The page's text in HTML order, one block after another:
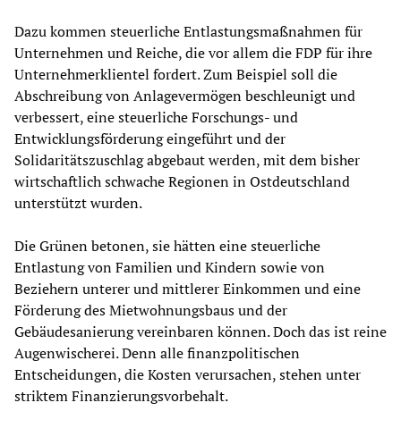
Dazu kommen steuerliche Entlastungsmaßnahmen für
Unternehmen und Reiche, die vor allem die FDP für ihre
Unternehmerklientel fordert. Zum Beispiel soll die
Abschreibung von Anlagevermögen beschleunigt und
verbessert, eine steuerliche Forschungs- und
Entwicklungsförderung eingeführt und der
Solidaritätszuschlag abgebaut werden, mit dem bisher
wirtschaftlich schwache Regionen in Ostdeutschland
unterstützt wurden.
Die Grünen betonen, sie hätten eine steuerliche
Entlastung von Familien und Kindern sowie von
Beziehern unterer und mittlerer Einkommen und eine
Förderung des Mietwohnungsbaus und der
Gebäudesanierung vereinbaren können. Doch das ist reine
Augenwischerei. Denn alle finanzpolitischen
Entscheidungen, die Kosten verursachen, stehen unter
striktem Finanzierungsvorbehalt.